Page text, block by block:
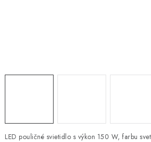
OBCHODNÉ PODMIENKY
O NÁS - MEGALED & JANTON
LED pouličné svietidlo s výkon 150 W, farbu